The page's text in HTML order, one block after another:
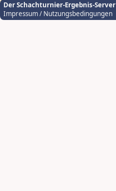
Der Schachturnier-Ergebnis-Server
Impressum / Nutzungsbedingungen